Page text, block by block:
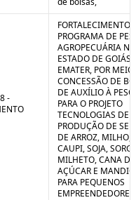
-
FORTALECIMENTO
PROGRAMA DE
AGROPECUÁRIA NO
ESTADO DE GOIÁS
EMATER, POR
CONCESSÃO DE
DE AUXÍLIO À
PARA O PROJETO
TECNOLOGIAS DE
PRODUÇÃO DE
DE ARROZ, MILHO,
CAUPI, SOJA,
MILHETO, CANA DE
AÇÚCAR E
PARA PEQUENOS